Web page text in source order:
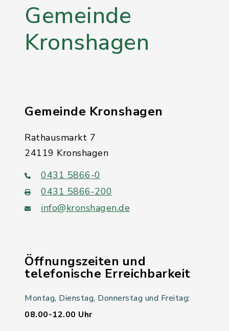
Gemeinde
Kronshagen
Gemeinde Kronshagen
Rathausmarkt 7
24119 Kronshagen
0431 5866-0
0431 5866-200
info@kronshagen.de
Öffnungszeiten und
telefonische Erreichbarkeit
Montag, Dienstag, Donnerstag und Freitag:
08.00-12.00 Uhr